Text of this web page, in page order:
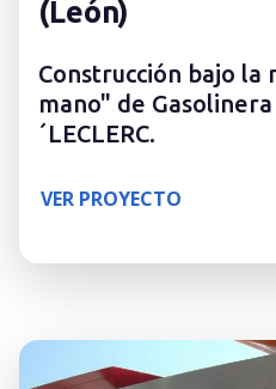
(León)
Construcción bajo
mano" de
´LECLERC.
VER PROYECTO